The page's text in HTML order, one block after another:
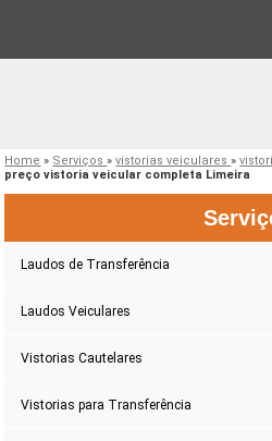
Home » Serviços»vistorias veiculares»
preço vistoria veicular completa Limeira
Laudos de Transferência
Laudos Veiculares
Vistorias Cautelares
Vistorias para Transferência